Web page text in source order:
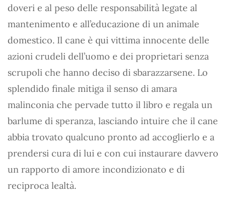
doveri e al peso delle responsabilità legate al
mantenimento e all’educazione di un animale
domestico. Il cane è qui vittima innocente delle
azioni crudeli dell’uomo e dei proprietari senza
scrupoli che hanno deciso di sbarazzarsene. Lo
splendido finale mitiga il senso di amara
malinconia che pervade tutto il libro e regala un
barlume di speranza, lasciando intuire che il cane
abbia trovato qualcuno pronto ad accoglierlo e a
prendersi cura di lui e con cui instaurare davvero
un rapporto di amore incondizionato e di
reciproca lealtà.